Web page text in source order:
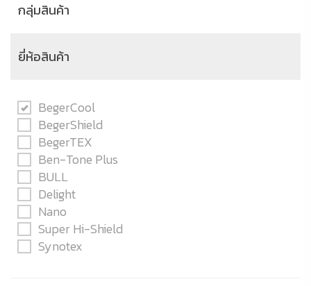
กลุ่มสินค้า
ยี่ห้อสินค้า
BegerCool
BegerShield
BegerTEX
Ben-Tone Plus
BULL
Delight
Nano
Super Hi-Shield
Synotex